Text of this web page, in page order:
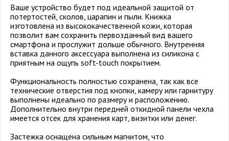
Ваше устройство будет под идеальной защитой от
потертостей, сколов, царапин и пыли. Книжка
изготовлена из высококачественной кожи, которая
позволит вам сохранить первозданный вид вашего
смартфона и прослужит дольше обычного. Внутренняя
вставка данного аксессуара выполнена из силикона с
приятным на ощупь soft-touch покрытием.
Функциональность полностью сохранена, так как все
технические отверстия под кнопки, камеру или гарнитуру
выполнены идеально по размеру и расположению.
Дополнительно внутри передней откидной панели чехла
имеется отсек для хранения карт, визитки или денег.
Застежка оснащена сильным магнитом, что